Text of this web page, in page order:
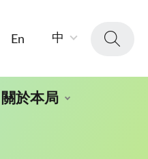
En 中
關於本局